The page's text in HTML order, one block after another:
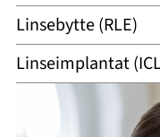
Linsebytte (RLE)
Linseimplantat